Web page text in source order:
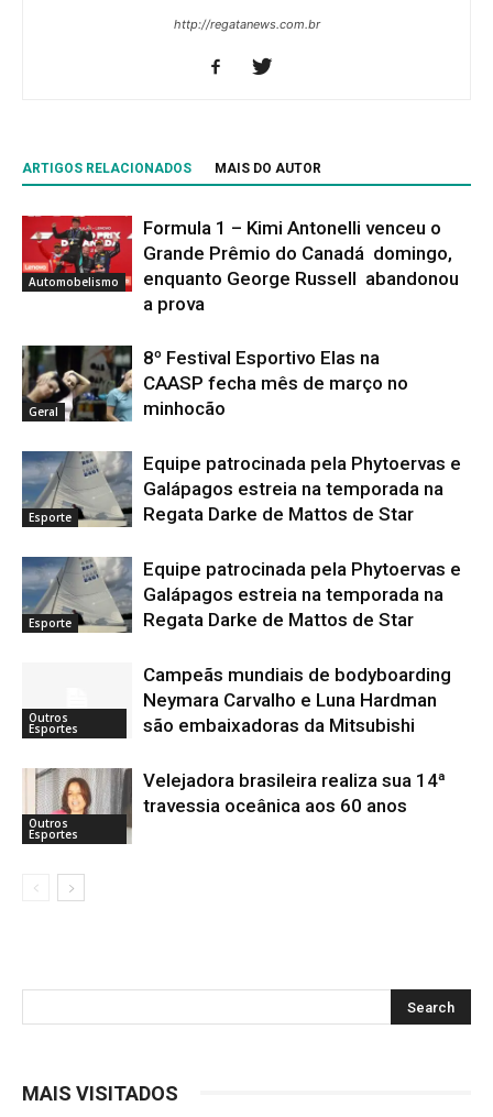
http://regatanews.com.br
ARTIGOS RELACIONADOS MAIS DO AUTOR
Automobelismo
Formula 1 – Kimi Antonelli venceu o
Grande Prêmio do Canadá domingo,
enquanto George Russell abandonou
a prova
Geral
8º Festival Esportivo Elas na
CAASP fecha mês de março no
minhocão
Esporte
Equipe patrocinada pela Phytoervas e
Galápagos estreia na temporada na
Regata Darke de Mattos de Star
Esporte
Equipe patrocinada pela Phytoervas e
Galápagos estreia na temporada na
Regata Darke de Mattos de Star
Outros
Esportes
Campeãs mundiais de bodyboarding
Neymara Carvalho e Luna Hardman
são embaixadoras da Mitsubishi
Outros
Esportes
Velejadora brasileira realiza sua 14ª
travessia oceânica aos 60 anos
MAIS VISITADOS